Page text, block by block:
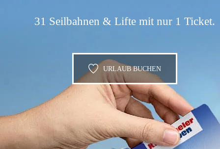
31 Seilbahnen & Lifte mit nur 1 Ticket.
URLAUB BUCHEN